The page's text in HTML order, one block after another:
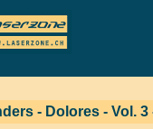
- Dolores - Vol. 3